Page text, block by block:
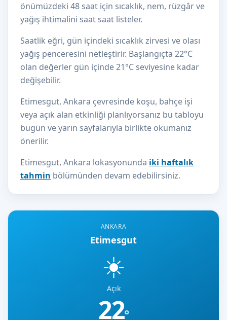
ANKARA
Etimesgut
☀️
Açık
22°
önümüzdeki 48 saat için sıcaklık, nem, rüzgâr ve
yağış ihtimalini saat saat listeler.
Saatlik eğri, gün içindeki sıcaklık zirvesi ve olası
yağış penceresini netleştirir. Başlangıçta 22°C
olan değerler gün içinde 21°C seviyesine kadar
değişebilir.
Etimesgut, Ankara çevresinde koşu, bahçe işi
veya açık alan etkinliği planlıyorsanız bu tabloyu
bugün ve yarın sayfalarıyla birlikte okumanız
önerilir.
Etimesgut, Ankara lokasyonunda iki haftalık
tahmin bölümünden devam edebilirsiniz.